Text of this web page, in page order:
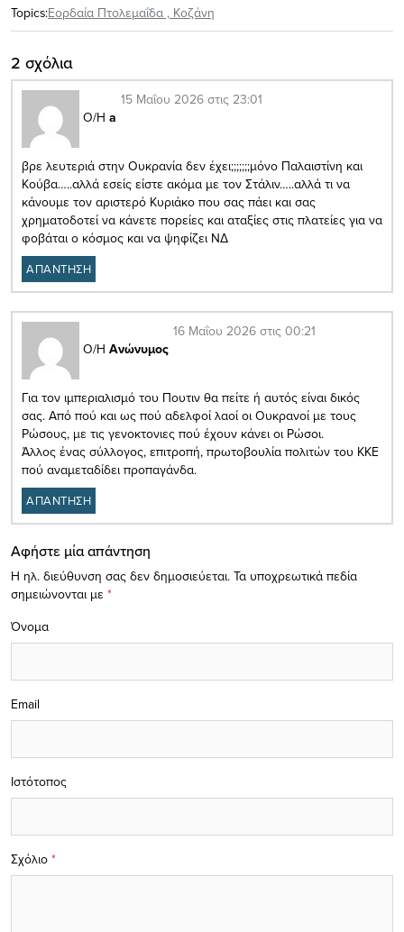
Topics:Εορδαία Πτολεμαΐδα , Κοζάνη
2 σχόλια
Ο/Η a
15 Μαΐου 2026 στις 23:01
βρε λευτεριά στην Ουκρανία δεν έχει;;;;;;;μόνο Παλαιστίνη και
Κούβα…..αλλά εσείς είστε ακόμα με τον Στάλιν…..αλλά τι να
κάνουμε τον αριστερό Κυριάκο που σας πάει και σας
χρηματοδοτεί να κάνετε πορείες και αταξίες στις πλατείες για να
φοβάται ο κόσμος και να ψηφίζει ΝΔ
ΑΠΑΝΤΗΣΗ
Ο/Η Ανώνυμος
16 Μαΐου 2026 στις 00:21
Για τον ιμπεριαλισμό του Πουτιν θα πείτε ή αυτός είναι δικός
σας. Από πού και ως πού αδελφοί λαοί οι Ουκρανοί με τους
Ρώσους, με τις γενοκτονιες πού έχουν κάνει οι Ρώσοι.
Άλλος ένας σύλλογος, επιτροπή, πρωτοβουλία πολιτών του ΚΚΕ
πού αναμεταδίδει προπαγάνδα.
ΑΠΑΝΤΗΣΗ
Αφήστε μία απάντηση
Η ηλ. διεύθυνση σας δεν δημοσιεύεται. Τα υποχρεωτικά πεδία
σημειώνονται με *
Σχόλιο *
Όνομα
Email
Ιστότοπος